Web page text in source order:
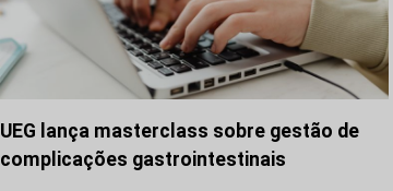
UEG lança masterclass sobre gestão de
complicações gastrointestinais